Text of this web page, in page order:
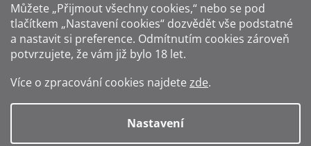
Můžete „Přijmout všechny cookies,“ nebo se pod
tlačítkem „Nastavení cookies“ dozvědět vše podstatné
a nastavit si preference. Odmítnutím cookies zároveň
potvrzujete, že vám již bylo 18 let.
Více o zpracování cookies najdete zde.
Nastavení
Zákaz prodeje alkoholu osobám mladším 18 let.